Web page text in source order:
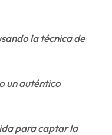
la técnica de
un auténtico
para captar la